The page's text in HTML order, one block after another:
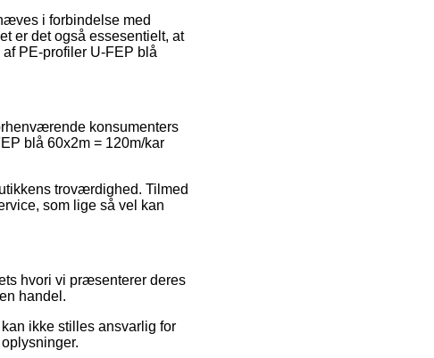
i forbindelse med
er det også essesentielt, at
PE-profiler U-FEP blå
konsumenters
blå 60x2m = 120m/kar
troværdighed. Tilmed
som lige så vel kan
hvori vi præsenterer deres
handel.
ikke stilles ansvarlig for